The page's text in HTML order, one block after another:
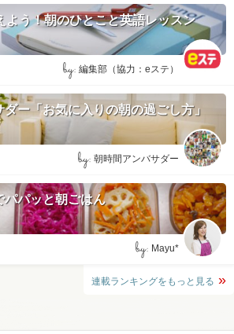
よう！朝のひとこと英語レッスン
by: 編集部（協力：eステ）
ー「お気に入りの朝の過ごし方」
by: 朝時間アンバサダー
パパッと朝ごはん
by: Mayu*
連載ランキングをもっと見る